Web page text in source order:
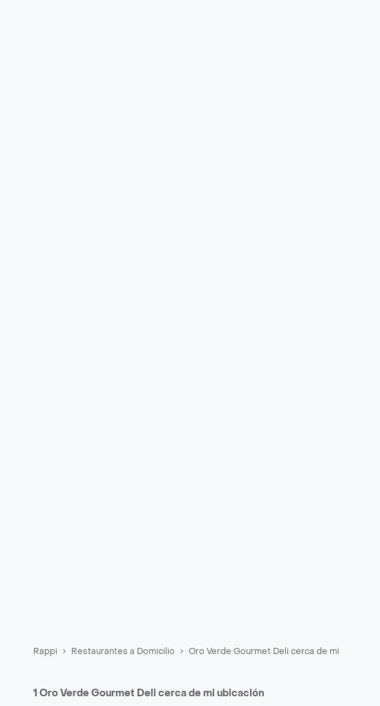
Rappi Restaurantes a Domicilio Oro Verde Gourmet Deli cerca de mi
1 Oro Verde Gourmet Deli cerca de mi ubicación